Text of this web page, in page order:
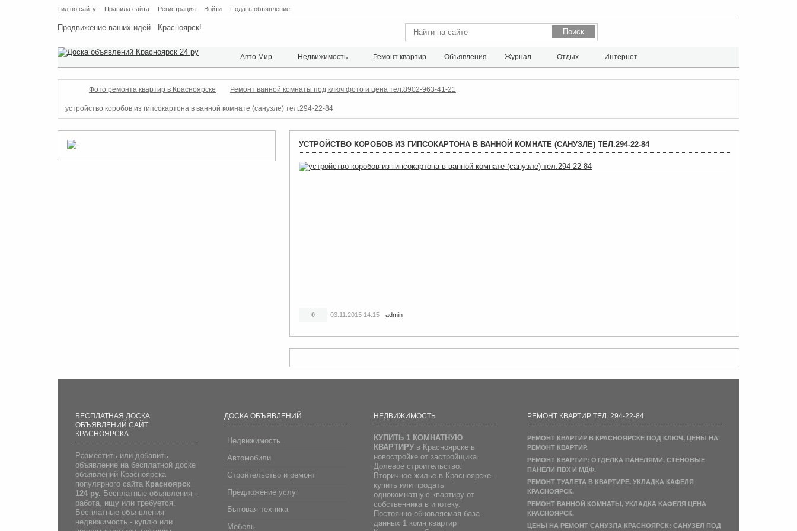
Гид по сайту Правила сайта Регистрация Войти Подать объявление
Продвижение ваших идей - Красноярск!
Авто Мир Недвижимость Ремонт квартир Объявления Журнал Отдых Интернет
Фото ремонта квартир в Красноярске Ремонт ванной комнаты под ключ фото и цена тел.8902-963-41-21
устройство коробов из гипсокартона в ванной комнате (санузле) тел.294-22-84
УСТРОЙСТВО КОРОБОВ ИЗ ГИПСОКАРТОНА В ВАННОЙ КОМНАТЕ (САНУЗЛЕ) ТЕЛ.294-22-84
0 03.11.2015 14:15 admin
БЕСПЛАТНАЯ ДОСКА
ОБЪЯВЛЕНИЙ САЙТ
КРАСНОЯРСКА
Разместить или добавить
объявление на бесплатной доске
объявлений Красноярска
популярного сайта Красноярск
124 ру. Бесплатные объявления -
работа, ищу или требуется.
Бесплатные объявления
недвижимость - куплю или
ДОСКА ОБЪЯВЛЕНИЙ
Недвижимость
Автомобили
Строительство и ремонт
Предложение услуг
Бытовая техника
Мебель
НЕДВИЖИМОСТЬ
КУПИТЬ 1 КОМНАТНУЮ
КВАРТИРУв Красноярске в
новостройке от застройщика.
Долевое строительство.
Вторичное жилье в Красноярске -
купить или продать
однокомнатную квартиру от
собственника в ипотеку.
Постоянно обновляемая база
данных 1 комн квартир
РЕМОНТ КВАРТИР ТЕЛ. 294-22-84
РЕМОНТ КВАРТИР В КРАСНОЯРСКЕ ПОД КЛЮЧ, ЦЕНЫ НА
РЕМОНТ КВАРТИР.
РЕМОНТ КВАРТИР: ОТДЕЛКА ПАНЕЛЯМИ, СТЕНОВЫЕ
ПАНЕЛИ ПВХ И МДФ.
РЕМОНТ ТУАЛЕТА В КВАРТИРЕ, УКЛАДКА КАФЕЛЯ
КРАСНОЯРСК.
РЕМОНТ ВАННОЙ КОМНАТЫ, УКЛАДКА КАФЕЛЯ ЦЕНА
КРАСНОЯРСК.
ЦЕНЫ НА РЕМОНТ САНУЗЛА КРАСНОЯРСК: САНУЗЕЛ ПОД